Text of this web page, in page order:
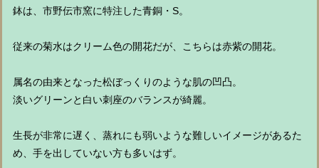
鉢は、市野伝市窯に特注した青銅・S。
従来の菊水はクリーム色の開花だが、こちらは赤紫の開花。
属名の由来となった松ぼっくりのような肌の凹凸。
淡いグリーンと白い刺座のバランスが綺麗。
生長が非常に遅く、蒸れにも弱いような難しいイメージがあるた
め、手を出していない方も多いはず。